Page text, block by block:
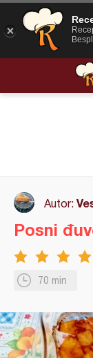
Autor:
70 min
Posni